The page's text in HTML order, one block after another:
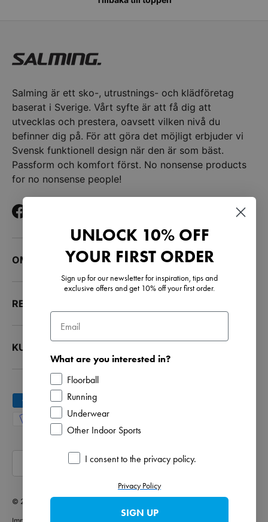
Salming är ett sko-, utrustnings- och klädföretag
baserat i Sverige. Vårt syfte är att få dig att
utvecklas och prestera, oavsett vilken nivå du
befinner dig på. För att göra det möjligt erbjuder vi
Svensk funktionell design när den är som bäst.
Passform och komfort först. No nonsense products
for no nonsense people!
Facebook
OM OSS
RESURSER
KUNDTJÄNST
Accepterade betalningsmetoder
Sverige (SEK kr)
© 2026 Salming
UNLOCK 10% OFF
YOUR FIRST ORDER
Sign up for our newsletter for inspiration, tips and
exclusive offers and get 10% off your first order.
Email
What are you interested in?
Floorball
Running
Underwear
Other Indoor Sports
Opt inI consent to the privacy policy.
Privacy Policy
SIGN UP